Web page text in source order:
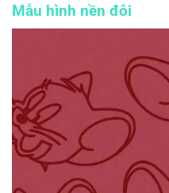
Mẫu hình nền đôi